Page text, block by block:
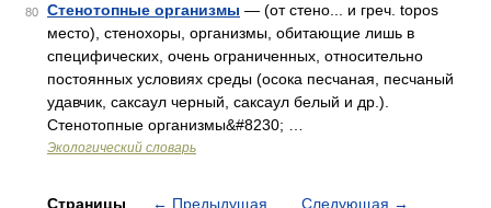
80 Стенотопные организмы — (от стено... и греч. topos
место), стенохоры, организмы, обитающие лишь в
специфических, очень ограниченных, относительно
постоянных условиях среды (осока песчаная, песчаный
удавчик, саксаул черный, саксаул белый и др.).
Стенотопные организмы&#8230; …
Экологический словарь
Страницы ← Предыдущая Следующая →